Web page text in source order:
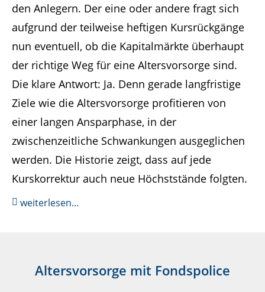
den Anlegern. Der eine oder andere fragt sich
aufgrund der teilweise heftigen Kursrückgänge
nun eventuell, ob die Kapitalmärkte überhaupt
der richtige Weg für eine Altersvorsorge sind.
Die klare Antwort: Ja. Denn gerade langfristige
Ziele wie die Altersvorsorge profitieren von
einer langen Ansparphase, in der
zwischenzeitliche Schwankungen ausgeglichen
werden. Die Historie zeigt, dass auf jede
Kurskorrektur auch neue Höchststände folgten.
weiterlesen...
Altersvorsorge mit Fondspolice